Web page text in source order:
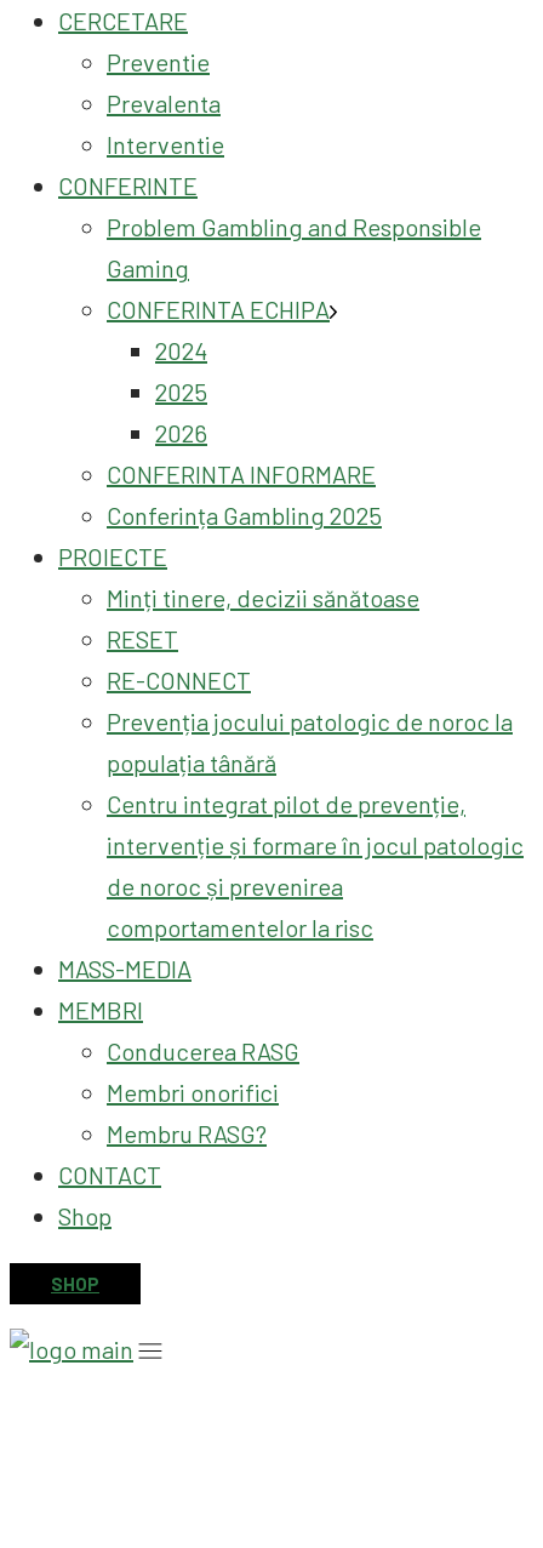
CERCETARE
Preventie
Prevalenta
Interventie
CONFERINTE
Problem Gambling and Responsible
Gaming
CONFERINTA ECHIPA
2024
2025
2026
CONFERINTA INFORMARE
Conferința Gambling 2025
PROIECTE
Minți tinere, decizii sănătoase
RESET
RE-CONNECT
Prevenția jocului patologic de noroc la
populația tânără
Centru integrat pilot de prevenție,
intervenție și formare în jocul patologic
de noroc și prevenirea
comportamentelor la risc
MASS-MEDIA
MEMBRI
Conducerea RASG
Membri onorifici
Membru RASG?
CONTACT
Shop
SHOP